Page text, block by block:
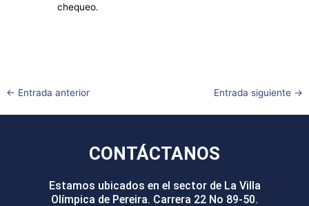
chequeo.
← Entrada anterior Entrada siguiente →
CONTÁCTANOS
Estamos ubicados en el sector de La Villa
Olímpica de Pereira. Carrera 22 No 89-50.